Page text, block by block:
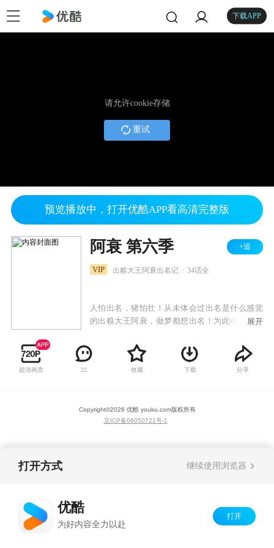
下载APP
请允许cookie存储
重试
预览播放中，打开优酷APP看高清完整版
阿衰 第六季 +追
VIP 出糗大王阿衰出名记 34话全
人怕出名，猪怕壮！从未体会过出名是什么感觉
的出糗大王阿衰，做梦都想出名！为此小衰衰敢
用纯洁的小心灵来感动世界，总能成为万人迷！
才高八斗大脸妹，运动健将小冲，腰缠万贯庄
库，教书育人金老师纷纷跳出表示不服，谁都能
而感动的搞笑故事。
展开
超清画质 22 收藏 下载 分享
Copyright©2026 优酷 youku.com版权所有
京ICP备06050721号-1
打开方式 继续使用浏览器
优酷
为好内容全力以赴
打开